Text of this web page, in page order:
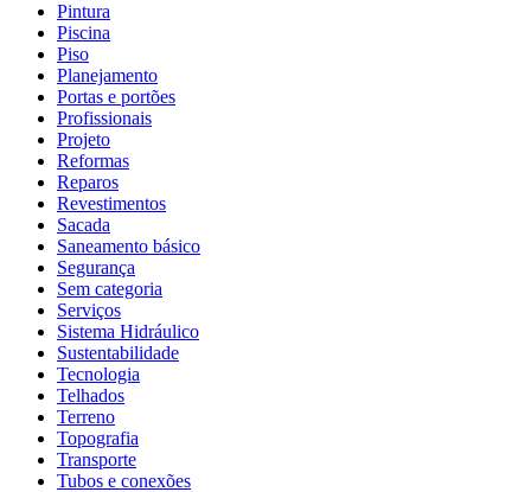
Pintura
Piscina
Piso
Planejamento
Portas e portões
Profissionais
Projeto
Reformas
Reparos
Revestimentos
Sacada
Saneamento básico
Segurança
Sem categoria
Serviços
Sistema Hidráulico
Sustentabilidade
Tecnologia
Telhados
Terreno
Topografia
Transporte
Tubos e conexões